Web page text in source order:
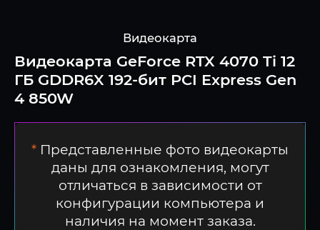
Видеокарта
Видеокарта GeForce RTX 4070 Ti 12
ГБ GDDR6X 192-бит PCI Express Gen
4 850W
* Представленные фото видеокарты
даны для ознакомления, могут
отличаться в зависимости от
конфигурации компьютера и
наличия на момент заказа.